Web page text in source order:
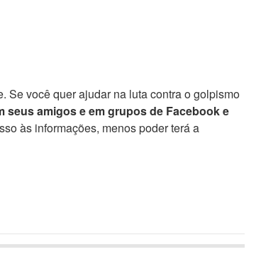
Se você quer ajudar na luta contra o golpismo
seus amigos e em grupos de Facebook e
às informações, menos poder terá a